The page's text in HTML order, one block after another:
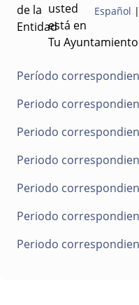
Español |
usted
está en
Tu
Período
Periodo
Periodo
Periodo
Periodo
Periodo
Periodo